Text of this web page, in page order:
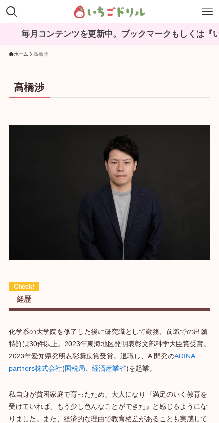
毎月コンテンツを更新中。ブックマークもしくは『い
ホーム 高橋渉
高橋渉
経歴
化学系の大学院を修了した後に研究職として勤務。前職での出願
特許は30件以上。2023年東海地区発明表彰文部科学大臣賞受賞。
2023年愛知県発明表彰奨励賞受賞。退職し、AI開発のARINA
partners株式会社(国税局 経済産業省)を起業。
私自身が貧困家庭で育ったため、大人になり『満足のいく教育を
受けていれば、もう少し色んなことができた』と感じるようにな
りました。また、経済的な理由で教育格差があることも実感して